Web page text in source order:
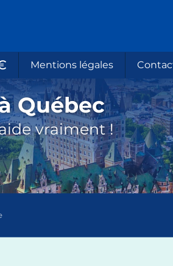
Mentions légales
Québec
vraiment !